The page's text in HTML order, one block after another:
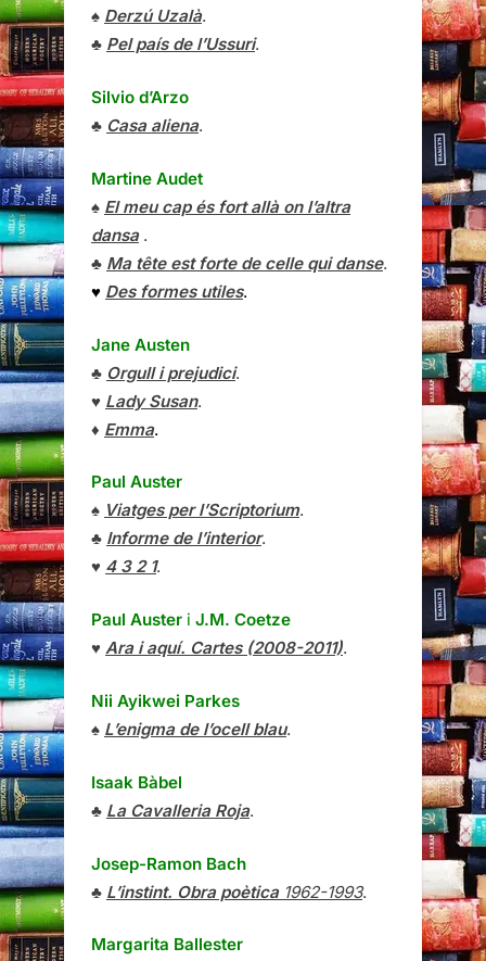
♠ Derzú Uzalà.
♣ Pel país de l’Ussuri.
Silvio d’Arzo
♣ Casa aliena.
Martine Audet
♠ El meu cap és fort allà on l’altra
dansa.
♣ Ma tête est forte de celle qui danse.
♥ Des formes utiles.
Jane Austen
♣ Orgull i prejudici.
♥ Lady Susan.
♦ Emma.
Paul Auster
♠ Viatges per l’Scriptorium.
♣ Informe de l’interior.
♥ 4 3 2 1.
Paul Auster i J.M. Coetze
♥ Ara i aquí. Cartes (2008-2011).
Nii Ayikwei Parkes
♠ L’enigma de l’ocell blau.
Isaak Bàbel
♣ La Cavalleria Roja.
Josep-Ramon Bach
♣ L’instint. Obra poètica1962-1993.
Margarita Ballester